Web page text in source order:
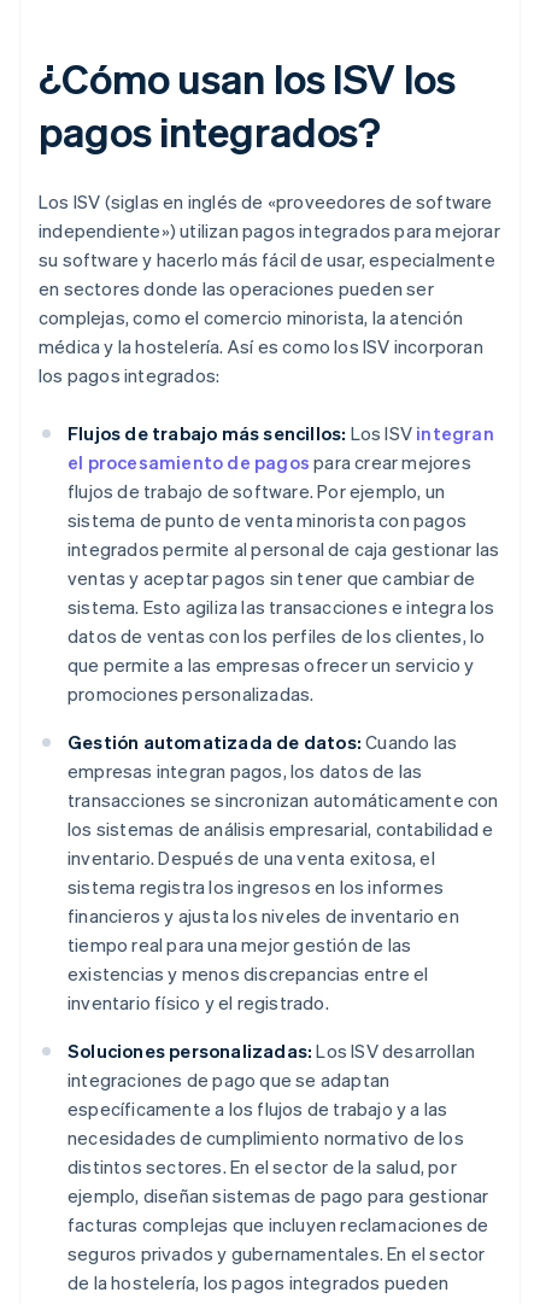
¿Cómo usan los ISV los
pagos integrados?
Los ISV (siglas en inglés de «proveedores de software
independiente») utilizan pagos integrados para mejorar
su software y hacerlo más fácil de usar, especialmente
en sectores donde las operaciones pueden ser
complejas, como el comercio minorista, la atención
médica y la hostelería. Así es como los ISV incorporan
los pagos integrados:
Flujos de trabajo más sencillos: Los ISV integran
el procesamiento de pagos para crear mejores
flujos de trabajo de software. Por ejemplo, un
sistema de punto de venta minorista con pagos
integrados permite al personal de caja gestionar las
ventas y aceptar pagos sin tener que cambiar de
sistema. Esto agiliza las transacciones e integra los
datos de ventas con los perfiles de los clientes, lo
que permite a las empresas ofrecer un servicio y
promociones personalizadas.
Gestión automatizada de datos: Cuando las
empresas integran pagos, los datos de las
transacciones se sincronizan automáticamente con
los sistemas de análisis empresarial, contabilidad e
inventario. Después de una venta exitosa, el
sistema registra los ingresos en los informes
financieros y ajusta los niveles de inventario en
tiempo real para una mejor gestión de las
existencias y menos discrepancias entre el
inventario físico y el registrado.
Soluciones personalizadas: Los ISV desarrollan
integraciones de pago que se adaptan
específicamente a los flujos de trabajo y a las
necesidades de cumplimiento normativo de los
distintos sectores. En el sector de la salud, por
ejemplo, diseñan sistemas de pago para gestionar
facturas complejas que incluyen reclamaciones de
seguros privados y gubernamentales. En el sector
de la hostelería, los pagos integrados pueden